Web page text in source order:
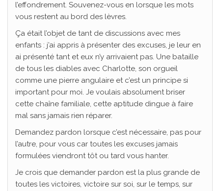
l’effondrement. Souvenez-vous en lorsque les mots
vous restent au bord des lèvres.
Ça était l’objet de tant de discussions avec mes
enfants : j’ai appris à présenter des excuses, je leur en
ai présenté tant et eux n’y arrivaient pas. Une bataille
de tous les diables avec Charlotte, son orgueil
comme une pierre angulaire et c’est un principe si
important pour moi. Je voulais absolument briser
cette chaîne familiale, cette aptitude dingue à faire
mal sans jamais rien réparer.
Demandez pardon lorsque c’est nécessaire, pas pour
l’autre, pour vous car toutes les excuses jamais
formulées viendront tôt ou tard vous hanter.
Je crois que demander pardon est la plus grande de
toutes les victoires, victoire sur soi, sur le temps, sur